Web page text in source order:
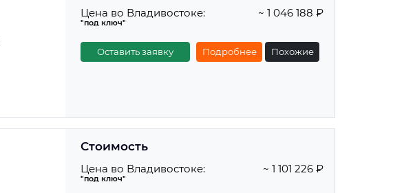
Цена во Владивостоке:
"под ключ"
~ 1 046 188 ₽
Оставить заявку Подробнее Похожие
Стоимость
Цена во Владивостоке:
"под ключ"
~ 1 101 226 ₽